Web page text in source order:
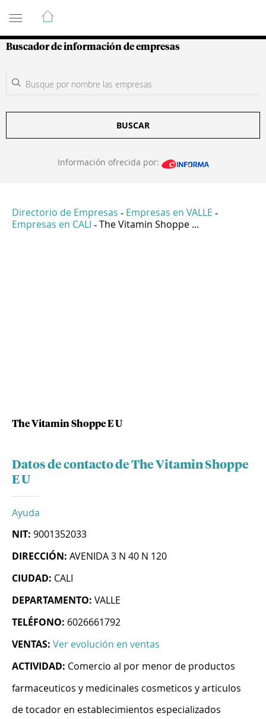
Guía de Empresas Colombianas
Buscador de información de empresas
BUSCAR
Información ofrecida por:
Directorio de Empresas - Empresas en VALLE -
Empresas en CALI - The Vitamin Shoppe ...
The Vitamin Shoppe E U
Datos de contacto de The Vitamin Shoppe
E U
Ayuda
NIT: 9001352033
DIRECCIÓN: AVENIDA 3 N 40 N 120
CIUDAD: CALI
DEPARTAMENTO: VALLE
TELÉFONO: 6026661792
VENTAS: Ver evolución en ventas
ACTIVIDAD: Comercio al por menor de productos
farmaceuticos y medicinales cosmeticos y articulos
de tocador en establecimientos especializados